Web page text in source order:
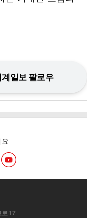
계일보 팔로우
요
17